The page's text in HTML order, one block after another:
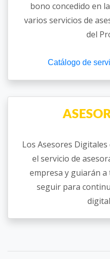
bono concedido en
varios servicios de
del
Catálogo de
Los Asesores
el servicio de
empresa y guiarán a
seguir para